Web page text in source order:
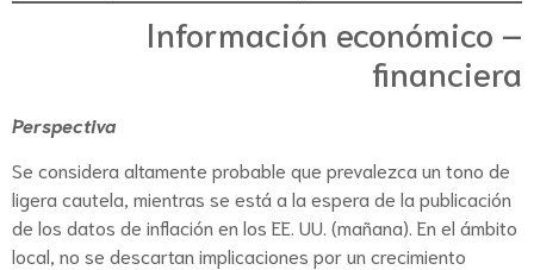
Información económico –
financiera
Perspectiva
Se considera altamente probable que prevalezca un tono de
ligera cautela, mientras se está a la espera de la publicación
de los datos de inflación en los EE. UU. (mañana). En el ámbito
local, no se descartan implicaciones por un crecimiento